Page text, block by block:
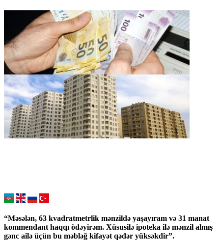
“Məsələn, 63 kvadratmetrlik mənzildə yaşayıram və 31 manat
kommendant haqqı ödəyirəm. Xüsusilə ipoteka ilə mənzil almış
gənc ailə üçün bu məbləğ kifayət qədər yüksəkdir”.